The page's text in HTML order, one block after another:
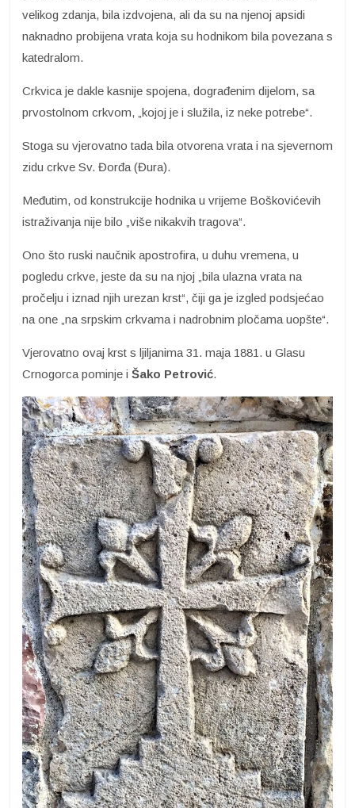
velikog zdanja, bila izdvojena, ali da su na njenoj apsidi
naknadno probijena vrata koja su hodnikom bila povezana s
katedralom.
Crkvica je dakle kasnije spojena, dograđenim dijelom, sa
prvostolnom crkvom, „kojoj je i služila, iz neke potrebe“.
Stoga su vjerovatno tada bila otvorena vrata i na sjevernom
zidu crkve Sv. Đorđa (Đura).
Međutim, od konstrukcije hodnika u vrijeme Boškovićevih
istraživanja nije bilo „više nikakvih tragova“.
Ono što ruski naučnik apostrofira, u duhu vremena, u
pogledu crkve, jeste da su na njoj „bila ulazna vrata na
pročelju i iznad njih urezan krst“, čiji ga je izgled podsjećao
na one „na srpskim crkvama i nadrobnim pločama uopšte“.
Vjerovatno ovaj krst s ljiljanima 31. maja 1881. u Glasu
Crnogorca pominje i Šako Petrović.